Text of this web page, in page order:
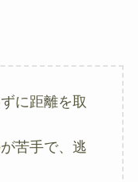
に距離を取
苦手で、逃